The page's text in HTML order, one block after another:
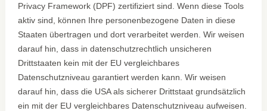
Privacy Framework (DPF) zertifiziert sind. Wenn diese Tools
aktiv sind, können Ihre personenbezogene Daten in diese
Staaten übertragen und dort verarbeitet werden. Wir weisen
darauf hin, dass in datenschutzrechtlich unsicheren
Drittstaaten kein mit der EU vergleichbares
Datenschutzniveau garantiert werden kann. Wir weisen
darauf hin, dass die USA als sicherer Drittstaat grundsätzlich
ein mit der EU vergleichbares Datenschutzniveau aufweisen.